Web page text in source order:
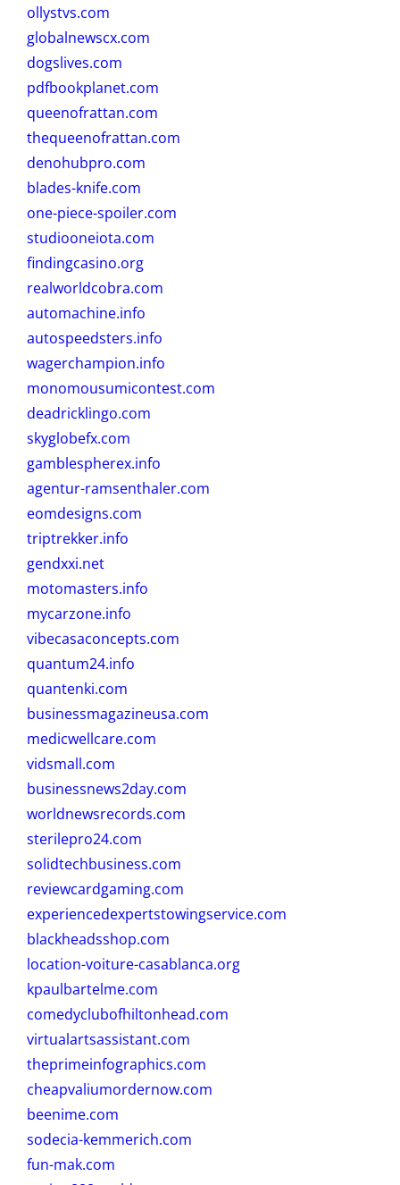
ollystvs.com
globalnewscx.com
dogslives.com
pdfbookplanet.com
queenofrattan.com
thequeenofrattan.com
denohubpro.com
blades-knife.com
one-piece-spoiler.com
studiooneiota.com
findingcasino.org
realworldcobra.com
automachine.info
autospeedsters.info
wagerchampion.info
monomousumicontest.com
deadricklingo.com
skyglobefx.com
gamblespherex.info
agentur-ramsenthaler.com
eomdesigns.com
triptrekker.info
gendxxi.net
motomasters.info
mycarzone.info
vibecasaconcepts.com
quantum24.info
quantenki.com
businessmagazineusa.com
medicwellcare.com
vidsmall.com
businessnews2day.com
worldnewsrecords.com
sterilepro24.com
solidtechbusiness.com
reviewcardgaming.com
experiencedexpertstowingservice.com
blackheadsshop.com
location-voiture-casablanca.org
kpaulbartelme.com
comedyclubofhiltonhead.com
virtualartsassistant.com
theprimeinfographics.com
cheapvaliumordernow.com
beenime.com
sodecia-kemmerich.com
fun-mak.com